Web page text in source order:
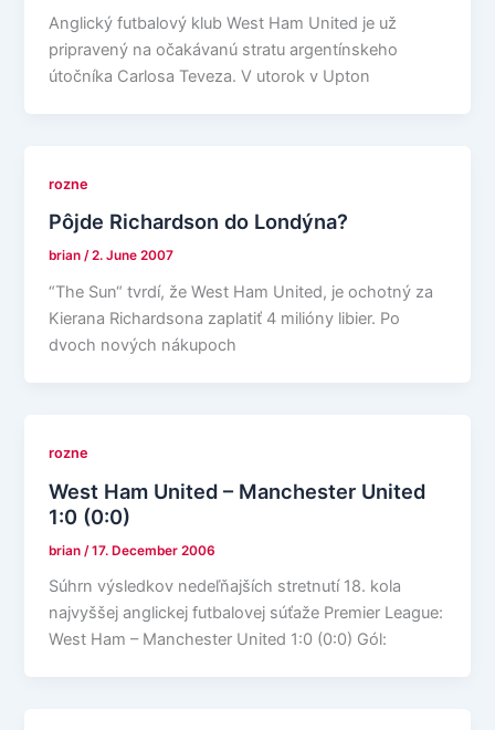
Anglický futbalový klub West Ham United je už
pripravený na očakávanú stratu argentínskeho
útočníka Carlosa Teveza. V utorok v Upton
rozne
Pôjde Richardson do Londýna?
brian/2. June 2007
“The Sun“ tvrdí, že West Ham United, je ochotný za
Kierana Richardsona zaplatiť 4 milióny libier. Po
dvoch nových nákupoch
rozne
West Ham United – Manchester United
1:0 (0:0)
brian /17. December 2006
Súhrn výsledkov nedeľňajších stretnutí 18. kola
najvyššej anglickej futbalovej súťaže Premier League:
West Ham – Manchester United 1:0 (0:0) Gól: